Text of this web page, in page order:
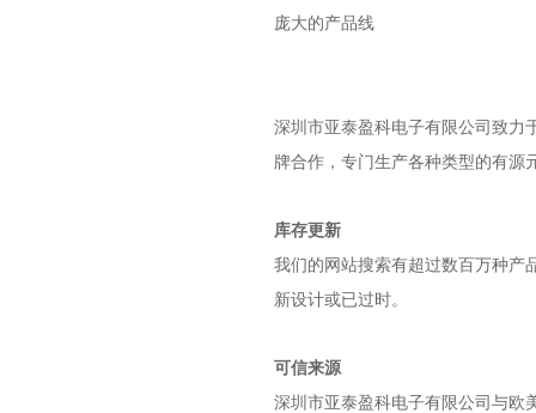
庞大的产品线
深圳市亚泰盈科电子有限公司致力
牌合作，专门生产各种类型的有源
库存更新
我们的网站搜索有超过数百万种产
新设计或已过时。
可信来源
深圳市亚泰盈科电子有限公司与欧